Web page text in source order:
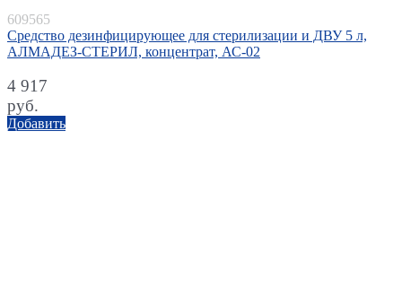
609565
Средство дезинфицирующее для стерилизации и ДВУ 5 л,
АЛМАДЕЗ-СТЕРИЛ, концентрат, АС-02
4 917
руб.
Добавить